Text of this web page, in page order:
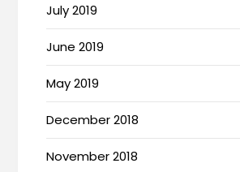
July 2019
June 2019
May 2019
December 2018
November 2018